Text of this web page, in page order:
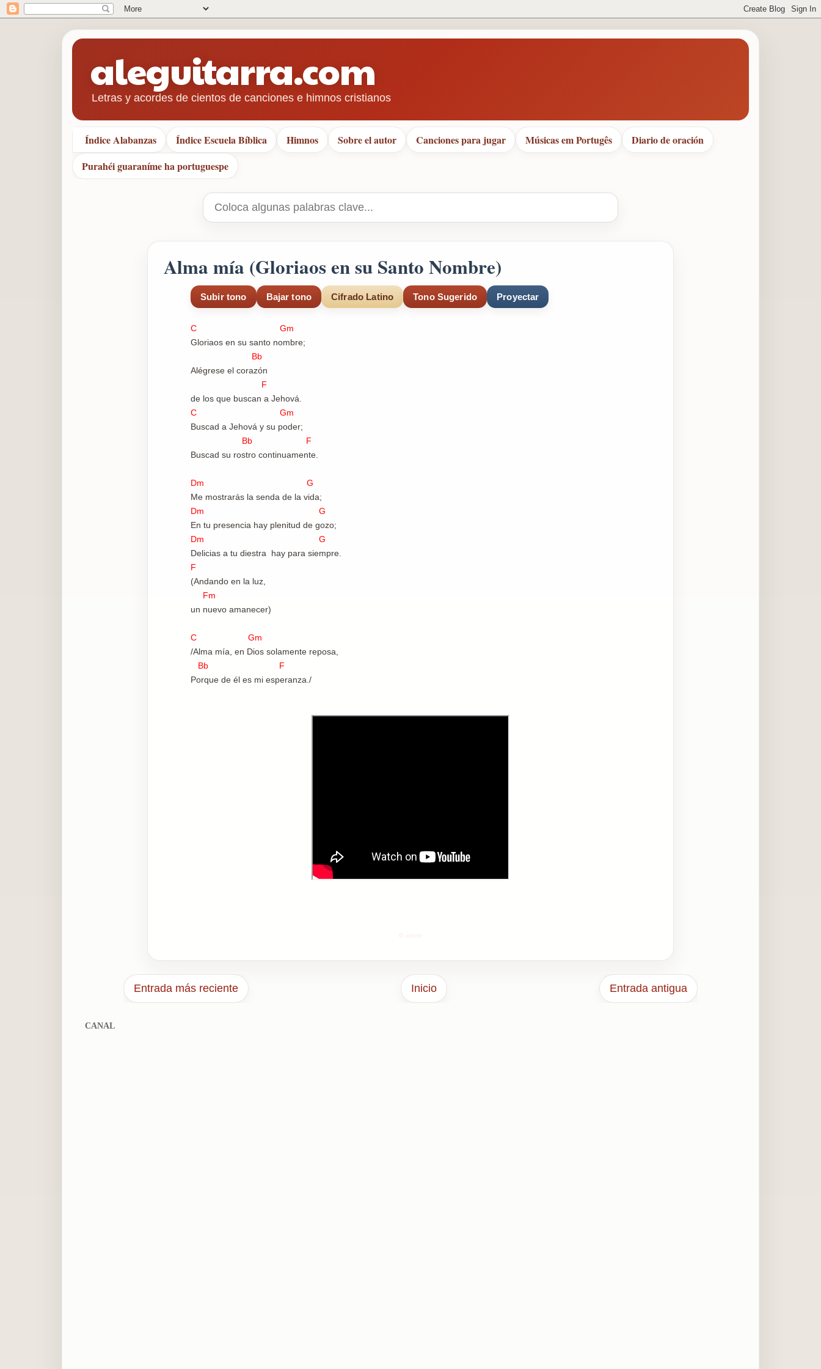
aleguitarra.com
Letras y acordes de cientos de canciones e himnos cristianos
Índice Alabanzas Índice Escuela Bíblica Himnos Sobre el autor Canciones para jugar Músicas em Portugês
Diario de oración
Purahéi guaraníme ha portuguespe
Alma mía (Gloriaos en su Santo Nombre)
Subir tono Bajar tono Cifrado Latino Tono Sugerido Proyectar
C Gm
Gloriaos en su santo nombre;
Bb
Alégrese el corazón
F
de los que buscan a Jehová.
C Gm
Buscad a Jehová y su poder;
Bb F
Buscad su rostro continuamente.
Dm G
Me mostrarás la senda de la vida;
Dm G
En tu presencia hay plenitud de gozo;
Dm G
Delicias a tu diestra hay para siempre.
F
(Andando en la luz,
Fm
un nuevo amanecer)
C Gm
/Alma mía, en Dios solamente reposa,
Bb F
Porque de él es mi esperanza./
Entrada más reciente Entrada antigua
Inicio
CANAL